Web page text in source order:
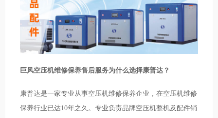
巨风空压机维修保养售后服务为什么选择康普达？
康普达是一家专业从事空压机维修保养企业，在空压机维修
保养行业已达10年之久。专业负责品牌空压机整机及配件销